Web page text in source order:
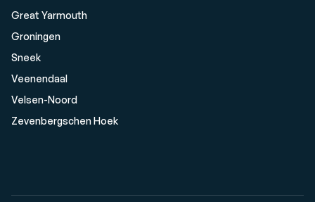
Great Yarmouth
Groningen
Sneek
Veenendaal
Velsen-Noord
Zevenbergschen Hoek